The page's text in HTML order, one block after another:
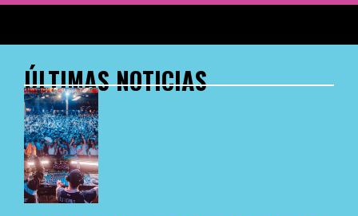
ÚLTIMAS NOTICIAS